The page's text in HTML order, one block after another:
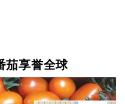
茄享誉全球